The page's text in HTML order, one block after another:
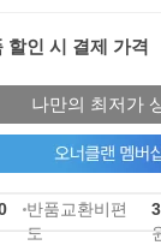
할인 시 결제 가격
나만의 최저가
반품교환비편
도